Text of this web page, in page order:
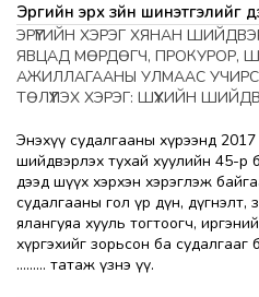
Эрүүгийн эрх зүйн шинэтгэлийг
ЭРҮҮГИЙН ХЭРЭГ ХЯНАН
ЯВЦАД МӨРДӨГЧ, ПРОКУРОР,
АЖИЛЛАГААНЫ УЛМААС
ТӨЛҮҮЛЭХ ХЭРЭГ: ШҮҮХИЙН
Энэхүү судалгааны хүрээнд
шийдвэрлэх тухай хуулийн 45-р
дээд шүүх хэрхэн хэрэглэж
судалгааны гол үр дүн,
ялангуяа хууль тогтоогч,
хүргэхийг зорьсон ба судалгааг
......... татаж үзнэ үү.